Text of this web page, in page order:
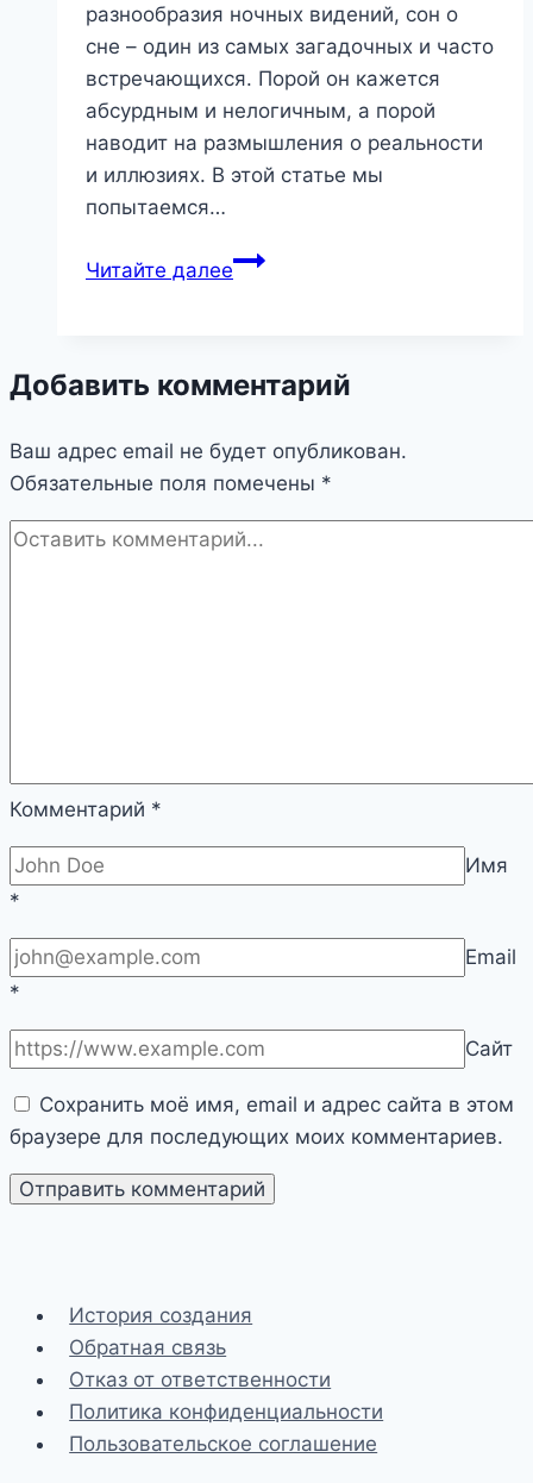
разнообразия ночных видений, сон о
сне – один из самых загадочных и часто
встречающихся. Порой он кажется
абсурдным и нелогичным, а порой
наводит на размышления о реальности
и иллюзиях. В этой статье мы
попытаемся…
Читайте далееСон
сновидений
их
разгадка
Добавить комментарий
Ваш адрес email не будет опубликован.
Обязательные поля помечены *
Комментарий *
Имя
*
Email
*
Сайт
Сохранить моё имя, email и адрес сайта в этом
браузере для последующих моих комментариев.
История создания
Обратная связь
Отказ от ответственности
Политика конфиденциальности
Пользовательское соглашение